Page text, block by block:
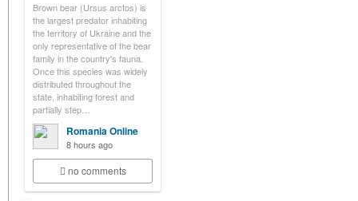
Brown bear (Ursus arctos) is
the largest predator inhabiting
the territory of Ukraine and the
only representative of the bear
family in the country's fauna.
Once this species was widely
distributed throughout the
state, inhabiting forest and
partially step…
Romania Online
8 hours ago
no comments